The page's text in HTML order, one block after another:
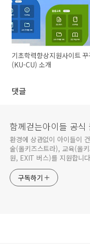
기초학력향상지원사이트 꾸
(KU-CU) 소개
댓글
함께걷는아이들 공식
환경에 상관없이 아이들이
술(올키즈스트라), 교육(올
원, EXIT 버스)를 지원합니
구독하기